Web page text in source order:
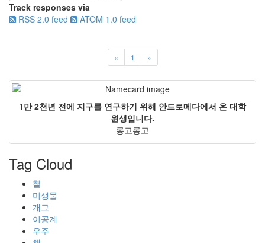
Track responses via
RSS 2.0 feed
ATOM 1.0 feed
« 1 »
1만 2천년 전에 지구를 연구하기 위해 안드로메다에서 온 대학
원생입니다.
롱고롱고
Tag Cloud
철
미생물
개그
이공계
우주